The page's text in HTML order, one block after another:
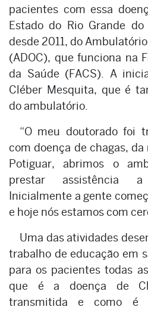
pacientes com essa
Estado do Rio Grande
desde 2011, do
(ADOC), que funciona na
da Saúde (FACS). A
Cléber Mesquita, que é
do ambulatório.
“O meu doutorado foi
com doença de chagas, da
Potiguar, abrimos o
prestar assistência a
Inicialmente a gente
e hoje nós estamos com
Uma das atividades
trabalho de educação em
para os pacientes todas
que é a doença de
transmitida e como é